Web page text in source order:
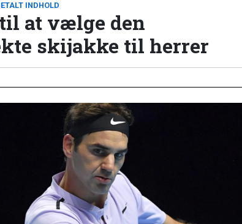
INDHOLD
at vælge den
skijakke til herrer